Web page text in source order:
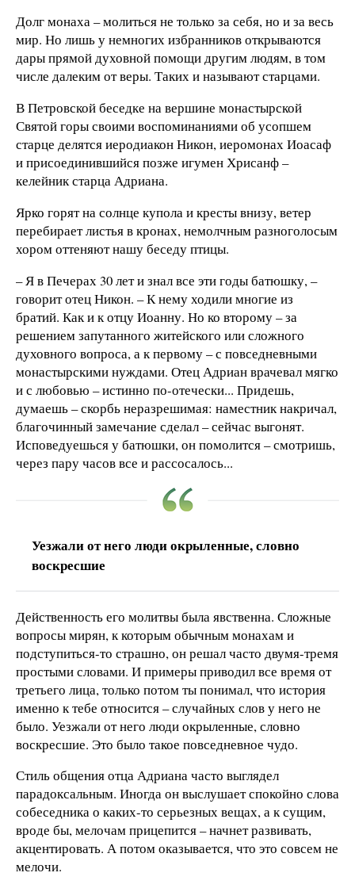
Долг монаха – молиться не только за себя, но и за весь
мир. Но лишь у немногих избранников открываются
дары прямой духовной помощи другим людям, в том
числе далеким от веры. Таких и называют старцами.
В Петровской беседке на вершине монастырской
Святой горы своими воспоминаниями об усопшем
старце делятся иеродиакон Никон, иеромонах Иоасаф
и присоединившийся позже игумен Хрисанф –
келейник старца Адриана.
Ярко горят на солнце купола и кресты внизу, ветер
перебирает листья в кронах, немолчным разноголосым
хором оттеняют нашу беседу птицы.
– Я в Печерах 30 лет и знал все эти годы батюшку, –
говорит отец Никон. – К нему ходили многие из
братий. Как и к отцу Иоанну. Но ко второму – за
решением запутанного житейского или сложного
духовного вопроса, а к первому – с повседневными
монастырскими нуждами. Отец Адриан врачевал мягко
и с любовью – истинно по-отечески... Придешь,
думаешь – скорбь неразрешимая: наместник накричал,
благочинный замечание сделал – сейчас выгонят.
Исповедуешься у батюшки, он помолится – смотришь,
через пару часов все и рассосалось...
Уезжали от него люди окрыленные, словно
воскресшие
Действенность его молитвы была явственна. Сложные
вопросы мирян, к которым обычным монахам и
подступиться-то страшно, он решал часто двумя-тремя
простыми словами. И примеры приводил все время от
третьего лица, только потом ты понимал, что история
именно к тебе относится – случайных слов у него не
было. Уезжали от него люди окрыленные, словно
воскресшие. Это было такое повседневное чудо.
Стиль общения отца Адриана часто выглядел
парадоксальным. Иногда он выслушает спокойно слова
собеседника о каких-то серьезных вещах, а к сущим,
вроде бы, мелочам прицепится – начнет развивать,
акцентировать. А потом оказывается, что это совсем не
мелочи.